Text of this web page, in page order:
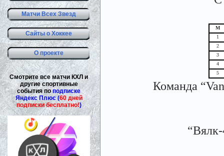
Матчи Всех Звезд
Сайты о Хоккее
О проекте
Смотрите все матчи КХЛ и
другие спортивные
события поподписке
Яндекс Плюс (60 дней
подписки бесплатно!)
М
1
2
3
4
5
Команда